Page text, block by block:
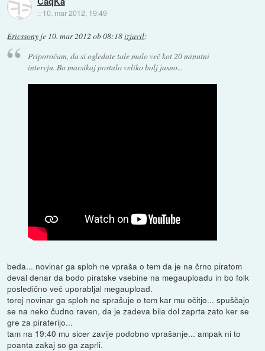
:: 10. mar 2012, 19:49
Ericssony je 10. mar 2012 ob 08:18izjavil:
Priporočam, da si ogledate tale malo več kot 20 minutni
intervju. Bo marsikaj postalo veliko bolj jasno...
beda... novinar ga sploh ne vpraša o tem da je na črno piratom
deval denar da bodo piratske vsebine na megauploadu in bo folk
posledično več uporabljal megaupload.
torej novinar ga sploh ne sprašuje o tem kar mu očitjo... spuščajo
se na neko čudno raven, da je zadeva bila dol zaprta zato ker se
gre za piraterijo...
tam na 19:40 mu sicer zavije podobno vprašanje... ampak ni to
poanta zakaj so ga zaprli.